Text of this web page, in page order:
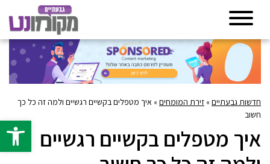
פתח
חדשות גבעתיים» זירת המומחים» איך מטפלים בקשיים רגשיים ולמה זה כל כך
חשוב
איך מטפלים בקשיים רגשיים